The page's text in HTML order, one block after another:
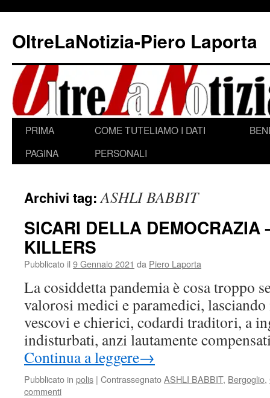
contenuto
OltreLaNotizia-Piero Laporta
PRIMA
PAGINA
COME TUTELIAMO I DATI
PERSONALI
Archivi tag:ASHLI BABBIT
SICARI DELLA DEMOCRAZIA
KILLERS
Pubblicato il 9 Gennaio 2021 da Piero Laporta
La cosiddetta pandemia è cosa troppo
valorosi medici e paramedici,
vescovi e chierici, codardi traditori, a
indisturbati, anzi lautamente
Continua a leggere→
Pubblicato in polis | ContrassegnatoASHLI BABBIT, Bergoglio,
commenti